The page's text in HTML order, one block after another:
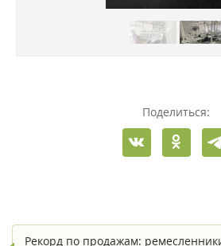
Поделиться:
Рекорд по продажам: